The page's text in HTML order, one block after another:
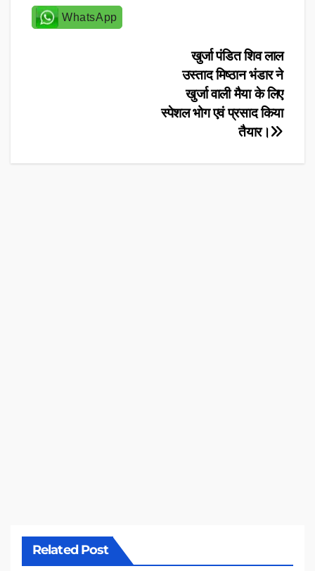
WhatsApp
खुर्जा पंडित शिव लाल
उस्ताद मिष्ठान भंडार ने
खुर्जा वाली मैया के लिए
स्पेशल भोग एवं प्रसाद किया
तैयार।
Related Post